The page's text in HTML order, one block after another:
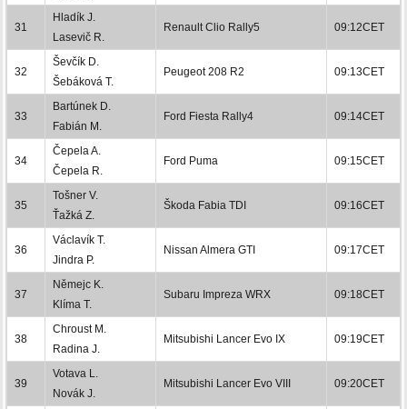
31
Hladík J.
Lasevič R.
Renault Clio Rally5 09:12CET
32
Ševčík D.
Šebáková T.
Peugeot 208 R2 09:13CET
33
Bartúnek D.
Fabián M.
Ford Fiesta Rally4 09:14CET
34
Čepela A.
Čepela R.
Ford Puma 09:15CET
35
Tošner V.
Ťažká Z.
Škoda Fabia TDI 09:16CET
36
Václavík T.
Jindra P.
Nissan Almera GTI 09:17CET
37
Němejc K.
Klíma T.
Subaru Impreza WRX 09:18CET
38
Chroust M.
Radina J.
Mitsubishi Lancer Evo IX 09:19CET
39
Votava L.
Novák J.
Mitsubishi Lancer Evo VIII 09:20CET